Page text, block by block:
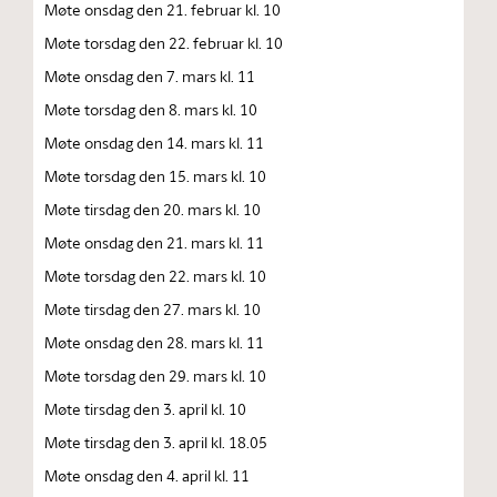
Møte onsdag den 21. februar kl. 10
Møte torsdag den 22. februar kl. 10
Møte onsdag den 7. mars kl. 11
Møte torsdag den 8. mars kl. 10
Møte onsdag den 14. mars kl. 11
Møte torsdag den 15. mars kl. 10
Møte tirsdag den 20. mars kl. 10
Møte onsdag den 21. mars kl. 11
Møte torsdag den 22. mars kl. 10
Møte tirsdag den 27. mars kl. 10
Møte onsdag den 28. mars kl. 11
Møte torsdag den 29. mars kl. 10
Møte tirsdag den 3. april kl. 10
Møte tirsdag den 3. april kl. 18.05
Møte onsdag den 4. april kl. 11